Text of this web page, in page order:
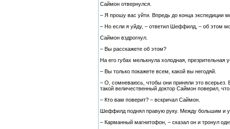
Саймон отвернулся.
– Я прошу вас уйти. Впредь до конца
– Но если я уйду, – ответил Шеффилд, – об этом
Саймон вздрогнул.
– Вы расскажете об этом?
На его губах мелькнула холодная, презрительная
– Вы только покажете всем, какой вы негодяй.
– О, сомневаюсь, чтобы они приняли это всерьез.
такой величественный доктор Саймон поверил,
– Кто вам поверит? – вскричал Саймон.
Шеффилд поднял правую руку. Между большим и
– Карманный магнитофон, – сказал он и тронул